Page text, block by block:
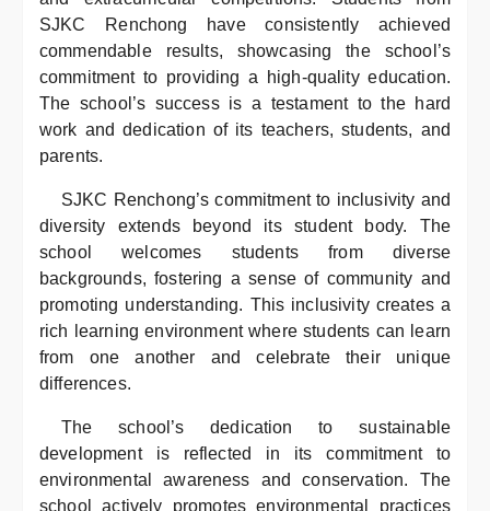
SJKC Renchong have consistently achieved
commendable results, showcasing the school’s
commitment to providing a high-quality education.
The school’s success is a testament to the hard
work and dedication of its teachers, students, and
parents.
SJKC Renchong’s commitment to inclusivity and
diversity extends beyond its student body. The
school welcomes students from diverse
backgrounds, fostering a sense of community and
promoting understanding. This inclusivity creates a
rich learning environment where students can learn
from one another and celebrate their unique
differences.
The school’s dedication to sustainable
development is reflected in its commitment to
environmental awareness and conservation. The
school actively promotes environmental practices